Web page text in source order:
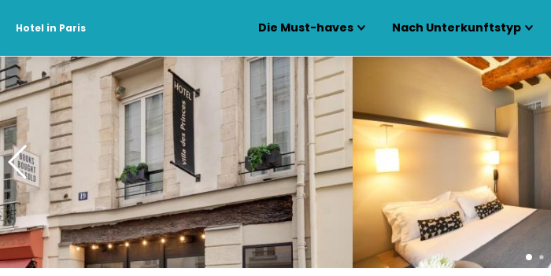
Hotel in Paris Die Must-haves Nach Unterkunftstyp